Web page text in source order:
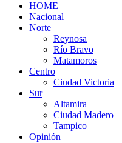
HOME
Nacional
Norte
Reynosa
Río Bravo
Matamoros
Centro
Ciudad Victoria
Sur
Altamira
Ciudad Madero
Tampico
Opinión